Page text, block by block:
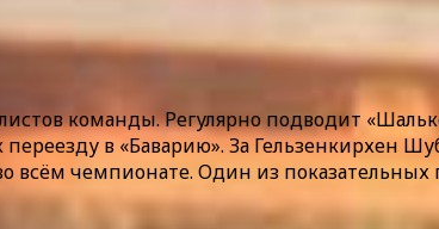
команды. Регулярно подводит
в «Баварию». За Гельзенкирхен
всём чемпионате. Один из